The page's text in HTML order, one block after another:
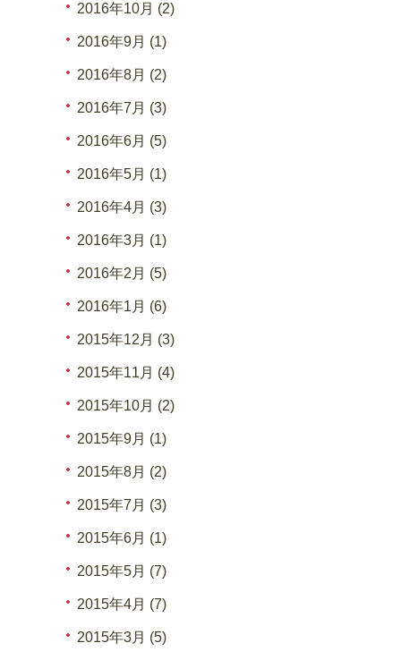
2016年10月 (2)
2016年9月 (1)
2016年8月 (2)
2016年7月 (3)
2016年6月 (5)
2016年5月 (1)
2016年4月 (3)
2016年3月 (1)
2016年2月 (5)
2016年1月 (6)
2015年12月 (3)
2015年11月 (4)
2015年10月 (2)
2015年9月 (1)
2015年8月 (2)
2015年7月 (3)
2015年6月 (1)
2015年5月 (7)
2015年4月 (7)
2015年3月 (5)